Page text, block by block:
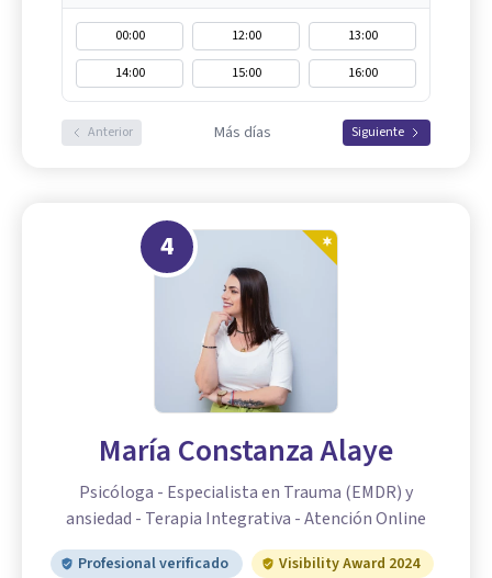
00:00 12:00
13:00
14:00
15:00 16:00
Anterior Más días Siguiente
4
María Constanza Alaye
Psicóloga - Especialista en Trauma (EMDR) y
ansiedad - Terapia Integrativa - Atención Online
Profesional verificado
Visibility Award 2024